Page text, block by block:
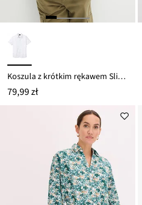
Koszula z krótkim rękawem Slim Fit
79,99 zł